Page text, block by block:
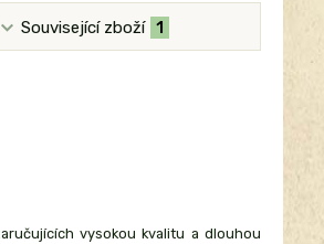
Související zboží 1
vysokou kvalitu a dlouhou